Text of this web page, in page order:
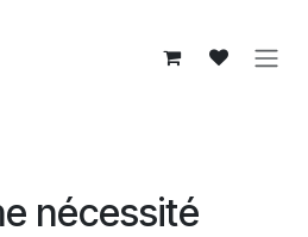
nécessité